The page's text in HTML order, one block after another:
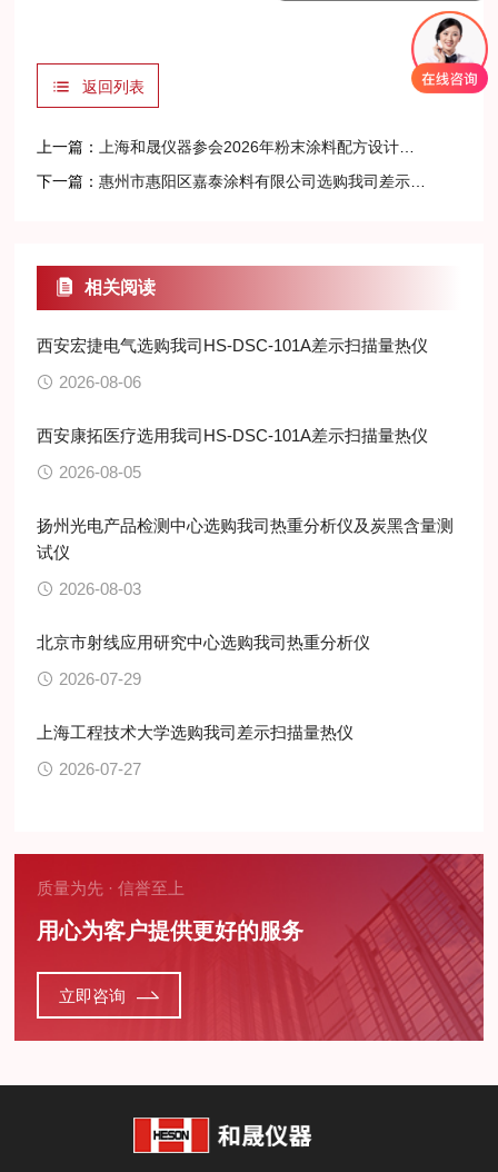
返回列表
上一篇：
上海和晟仪器参会2026年粉末涂料配方设计培训班
下一篇：惠州市惠阳区嘉泰涂料有限公司选购我司差示扫描量热仪
相关阅读
西安宏捷电气选购我司HS-DSC-101A差示扫描量热仪
2026-08-06
西安康拓医疗选用我司HS-DSC-101A差示扫描量热仪
2026-08-05
扬州光电产品检测中心选购我司热重分析仪及炭黑含量测
试仪
2026-08-03
北京市射线应用研究中心选购我司热重分析仪
2026-07-29
上海工程技术大学选购我司差示扫描量热仪
2026-07-27
质量为先 · 信誉至上
用心为客户提供更好的服务
立即咨询